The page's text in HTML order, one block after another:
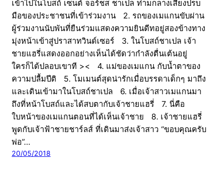
เข้าไปในโบสถ์ เซนต์ จอร์ชส ชาเปล ท่ามกลางเสียงปรบ
มือของประชาชนที่เข้าร่วมงาน 2. รถของเมแกนขับผ่าน
ผู้ร่วมงานนับพันที่ยืนร่วมแสดงความยินดีทอยู่สองข้างทาง
มุ่งหน้าเข้าสู่ปราสาทวินด์เซอร์ 3. ในโบสถ์ชาเปล เจ้า
ชายแฮรี่แสดงออกอย่างเห็นได้ชัดว่ากำลังตื่นเต้นอยู่
ใครก็ได้ปลอบเขาที >< 4. แม่ของเมแกน กับน้ำตาของ
ความปลื้มปีติ 5. โมเมนต์สุดน่ารักเมื่อบรรดาเด็กๆ มาถึง
และเดินเข้ามาในโบสถ์ชาเปล 6. เมื่อเจ้าสาวเมแกนมา
ถึงที่หน้าโบสถ์และได้สบตากับเจ้าชายแฮรี่ 7. นี่คือ
ใบหน้าของเมแกนตอนที่ได้เห็นเจ้าชาย 8. เจ้าชายแฮรี่
พูดกับเจ้าฟ้าชายชาร์ลส์ ที่เดินมาส่งเจ้าสาว “ขอบคุณครับ
พ่อ”…
20/05/2018